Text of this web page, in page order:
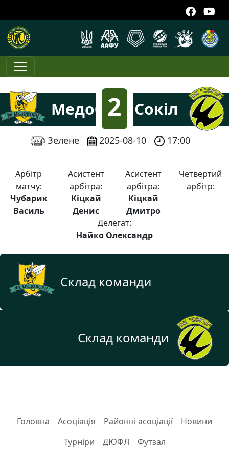
Медобори
2
:
Сокіл
Зелене 2025-08-10 17:00
Арбітр
матчу:
Чубарик
Василь
Асистент
арбітра:
Кіцкай
Денис
Асистент
арбітра:
Кіцкай
Дмитро
Четвертий
арбітр:
Делегат:
Найко Олександр
Склад команди
Склад команди
Головна Асоціація Районні асоціації
Новини
Турніри
ДЮФЛ Футзал